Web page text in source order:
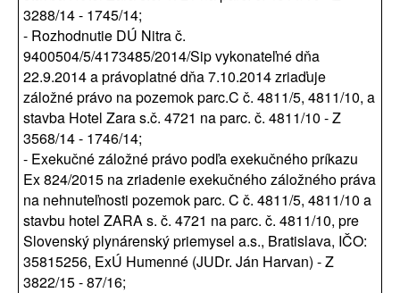
3288/14 - 1745/14;
- Rozhodnutie DÚ Nitra č.
9400504/5/4173485/2014/Sip vykonateľné dňa
22.9.2014 a právoplatné dňa 7.10.2014 zriaďuje
záložné právo na pozemok parc.C č. 4811/5, 4811/10, a
stavba Hotel Zara s.č. 4721 na parc. č. 4811/10 - Z
3568/14 - 1746/14;
- Exekučné záložné právo podľa exekučného príkazu
Ex 824/2015 na zriadenie exekučného záložného práva
na nehnuteľnosti pozemok parc. C č. 4811/5, 4811/10 a
stavbu hotel ZARA s. č. 4721 na parc. č. 4811/10, pre
Slovenský plynárenský priemysel a.s., Bratislava, IČO:
35815256, ExÚ Humenné (JUDr. Ján Harvan) - Z
3822/15 - 87/16;